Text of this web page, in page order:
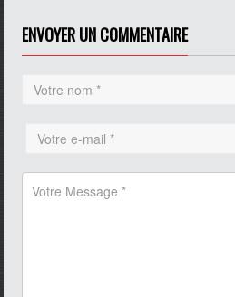
ENVOYER UN COMMENTAIRE